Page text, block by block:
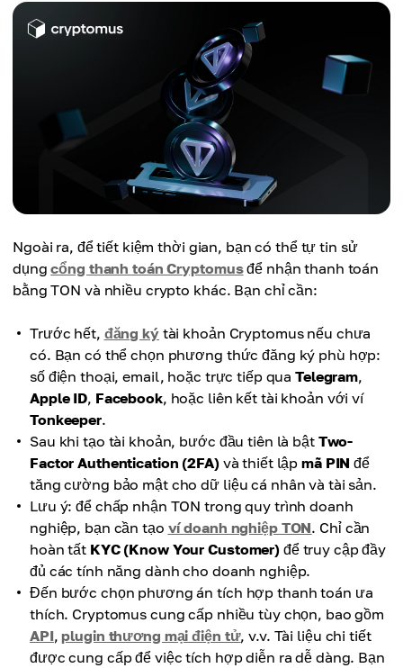
Ngoài ra, để tiết kiệm thời gian, bạn có thể tự tin sử
dụngcổng thanh toán Cryptomusđể nhận thanh toán
bằng TON và nhiều crypto khác. Bạn chỉ cần:
Trước hết, đăng kýtài khoản Cryptomus nếu chưa
có. Bạn có thể chọn phương thức đăng ký phù hợp:
số điện thoại, email, hoặc trực tiếp quaTelegram,
Apple ID, Facebook, hoặc liên kết tài khoản với ví
Tonkeeper.
Sau khi tạo tài khoản, bước đầu tiên là bật Two-
Factor Authentication (2FA)và thiết lậpmã PIN để
tăng cường bảo mật cho dữ liệu cá nhân và tài sản.
Lưu ý: để chấp nhận TON trong quy trình doanh
nghiệp, bạn cần tạo ví doanh nghiệp TON. Chỉ cần
hoàn tất KYC (Know Your Customer) để truy cập đầy
đủ các tính năng dành cho doanh nghiệp.
Đến bước chọn phương án tích hợp thanh toán ưa
thích. Cryptomus cung cấp nhiều tùy chọn, bao gồm
API,plugin thương mại điện tử, v.v. Tài liệu chi tiết
được cung cấp để việc tích hợp diễn ra dễ dàng. Bạn